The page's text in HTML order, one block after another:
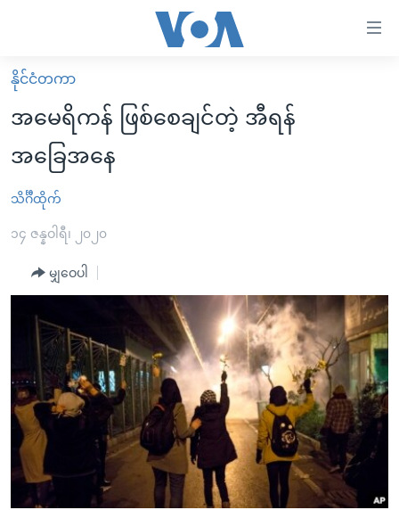
လွယ်ကူ
စေ
များ
ပင်မ
ပင်မ
အ
ညွန်း
စာမျက်နှာ
ကျော်
မူလစာမျက်နှာ
မြန်မာ
ကမ္ဘာ့သတင်းများ
နိုင်ငံတကာ
အမေရိကန်
အစ္စရေး-ပါလက်စတိုင်း
ဗွီဒီယို
သတင်းလွတ်လပ်ခွင့်
အင်္ဂလိပ်စာလေ့လာမယ်
အမေရိကန်သုံးအီဒီယံ
မကြေးမုံရဲ့ အင်္ဂလိပ်စာ
ရုပ်ရှင်ထဲက အင်္ဂလိပ်စာ
သုတပဒေသာ အင်္ဂလိပ်စာ
အပတ်စဉ်ကဏ္ဍများ
ရေဒီယို
တီဗွီ
ရေဒီယိုနှင့်ရုပ်သံ အချက်အလက်များ
ရေဒီယို/တီဗွီအစီအစဉ်
Learning English
ဗွီအိုအေ လူမှုကွန်ယက်များ
နိုင်ငံတကာ
အမေရိကန် ဖြစ်စေချင်တဲ့ အီရန်
အခြေအနေ
သိင်္ဂီထိုက်
၁၄ ဇန္နဝါရီ၊ ၂၀၂၀
မျှဝေပါ